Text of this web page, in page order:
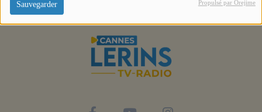
Sauvegarder Propulsé par Orejime